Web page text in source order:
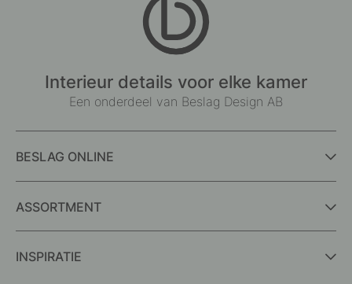
Interieur details voor elke kamer
Een onderdeel van Beslag Design AB
BESLAG ONLINE
ASSORTMENT
INSPIRATIE